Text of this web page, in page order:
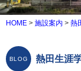
HOME > 施設案内 > 熱
熱田生涯